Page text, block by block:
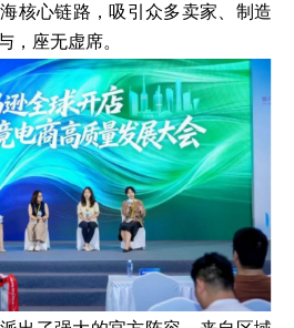
核心链路，吸引众多卖家、制造
，座无虚席。